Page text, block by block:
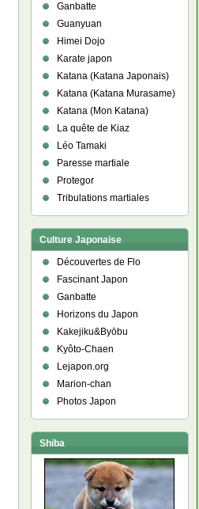
Ganbatte
Guanyuan
Himei Dojo
Karate japon
Katana (Katana Japonais)
Katana (Katana Murasame)
Katana (Mon Katana)
La quête de Kiaz
Léo Tamaki
Paresse martiale
Protegor
Tribulations martiales
Culture Japonaise
Découvertes de Flo
Fascinant Japon
Ganbatte
Horizons du Japon
Kakejiku&Byōbu
Kyôto-Chaen
Lejapon.org
Marion-chan
Photos Japon
Shiba